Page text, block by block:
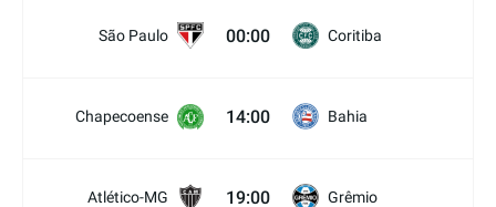
São Paulo 00:00 Coritiba
Chapecoense 14:00 Bahia
Atlético-MG 19:00 Grêmio